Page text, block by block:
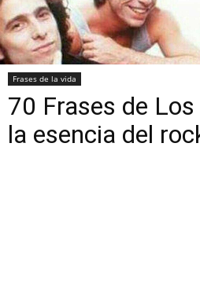
Frases de la vida
70 Frases de
la esencia del